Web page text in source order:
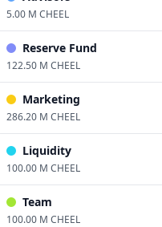
5.00 M CHEEL
Reserve Fund
122.50 M CHEEL
Marketing
286.20 M CHEEL
Liquidity
100.00 M CHEEL
Team
100.00 M CHEEL